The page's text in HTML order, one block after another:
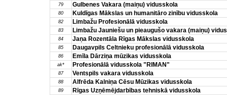
79 Gulbenes Vakara (maiņu) vidusskola
80 Kuldīgas Mākslas un humanitāro zinību vidusskola
82 Limbažu Profesionālā vidusskola
83 Limbažu Jauniešu un pieaugušo vakara (maiņu)
84 Jaņa Rozentāla Rīgas Mākslas vidusskola
85 Daugavpils Celtnieku profesionālā vidusskola
86 Emīla Dārziņa mūzikas vidusskola
ak* Profesionālā vidusskola "RIMAN"
87 Ventspils vakara vidusskola
88 Alfrēda Kalniņa Cēsu Mūzikas vidusskola
89 Rīgas Uzņēmējdarbības tehniskā vidusskola